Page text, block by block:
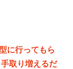
に行ってもら
取り増えるだ